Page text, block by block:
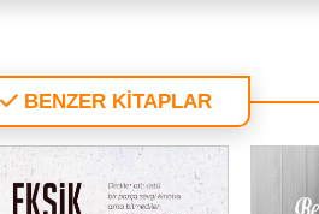
BENZER KİTAPLAR